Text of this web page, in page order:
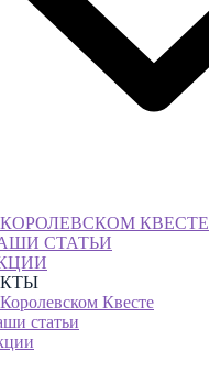
КВЕСТЕ
СТАТЬИ
Квесте
статьи